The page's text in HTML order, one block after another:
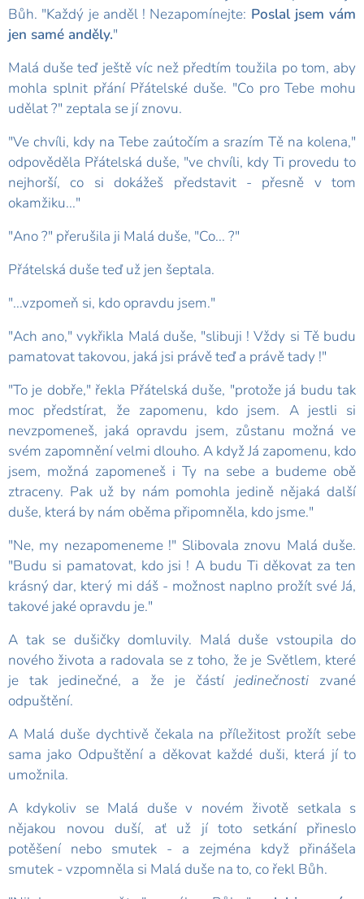
Bůh. "Každý je anděl ! Nezapomínejte: Poslal jsem vám
jen samé anděly."
Malá duše teď ještě víc než předtím toužila po tom, aby
mohla splnit přání Přátelské duše. "Co pro Tebe mohu
udělat ?" zeptala se jí znovu.
"Ve chvíli, kdy na Tebe zaútočím a srazím Tě na kolena,"
odpověděla Přátelská duše, "ve chvíli, kdy Ti provedu to
nejhorší, co si dokážeš představit - přesně v tom
okamžiku..."
"Ano ?" přerušila ji Malá duše, "Co... ?"
Přátelská duše teď už jen šeptala.
"...vzpomeň si, kdo opravdu jsem."
"Ach ano," vykřikla Malá duše, "slibuji ! Vždy si Tě budu
pamatovat takovou, jaká jsi právě teď a právě tady !"
"To je dobře," řekla Přátelská duše, "protože já budu tak
moc předstírat, že zapomenu, kdo jsem. A jestli si
nevzpomeneš, jaká opravdu jsem, zůstanu možná ve
svém zapomnění velmi dlouho. A když Já zapomenu, kdo
jsem, možná zapomeneš i Ty na sebe a budeme obě
ztraceny. Pak už by nám pomohla jedině nějaká další
duše, která by nám oběma připo­mněla, kdo jsme."
"Ne, my nezapomeneme !" Slibovala znovu Malá duše.
"Budu si pamatovat, kdo jsi ! A budu Ti děkovat za ten
krásný dar, který mi dáš - možnost naplno prožít své Já,
takové jaké opravdu je."
A tak se dušičky domluvily. Malá duše vstoupila do
nového života a radovala se z toho, že je Světlem, které
je tak jedinečné, a že je částí jedinečnosti zvané
odpuštění.
A Malá duše dychtivě čekala na příležitost prožít sebe
sama jako Odpuštění a děkovat každé duši, která jí to
umožnila.
A kdykoliv se Malá duše v novém životě setkala s
nějakou novou duší, ať už jí toto setkání přineslo
potěšení nebo smutek - a zejména když přinášela
smutek - vzpomněla si Malá duše na to, co řekl Bůh.